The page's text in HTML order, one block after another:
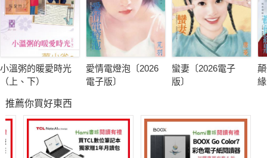
小溫粥的暖愛時光
（上、下）
愛情電燈泡〔2026
電子版〕
蠻妻〔2026電子
版〕
推薦你買好東西